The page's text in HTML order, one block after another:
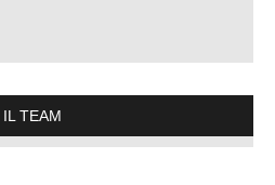
IL TEAM